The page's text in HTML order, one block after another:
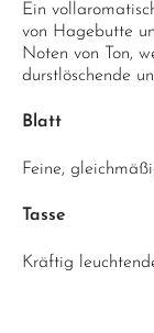
Ein
von Hagebutte
Noten von Ton,
durstlöschende
Blatt
Feine,
Tasse
Kräftig